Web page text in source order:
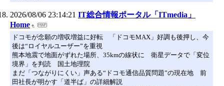
2026/08/06 23:14:21 IT総合情報ポータル「ITmedia」
Home
ドコモが念願の増収増益に好転 「ドコモMAX」好調も後押し、今
後は“ロイヤルユーザー”を重視
熊本地震で地面がずれた場所、35kmの線状に 衛星データで「変位
境界」を判読 国土地理院
まだ「つながりにくい」声ある“ドコモ通信品質問題”の現在地 前
田社長が明かす「道半ば」の詳細解説